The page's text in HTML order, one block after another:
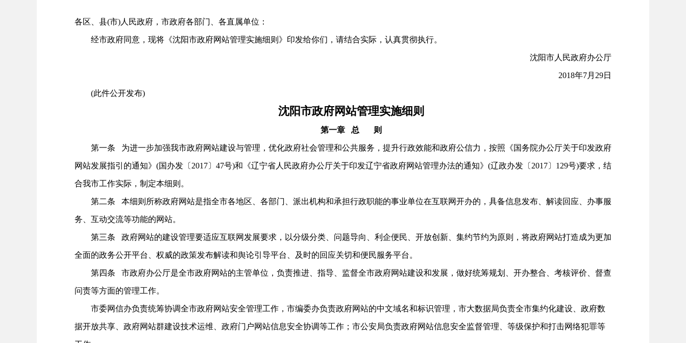
各区、县(市)人民政府，市政府各部门、各直属单位：
经市政府同意，现将《沈阳市政府网站管理实施细则》印发给你们，请结合实际，认真贯彻执行。
沈阳市人民政府办公厅
2018年7月29日
(此件公开发布)
沈阳市政府网站管理实施细则
第一章 总 则
第一条 为进一步加强我市政府网站建设与管理，优化政府社会管理和公共服务，提升行政效能和政府公信力，按照《国务院办公厅关于印发政府
网站发展指引的通知》(国办发〔2017〕47号)和《辽宁省人民政府办公厅关于印发辽宁省政府网站管理办法的通知》(辽政办发〔2017〕129号)要求，结
合我市工作实际，制定本细则。
第二条 本细则所称政府网站是指全市各地区、各部门、派出机构和承担行政职能的事业单位在互联网开办的，具备信息发布、解读回应、办事服
务、互动交流等功能的网站。
第三条 政府网站的建设管理要适应互联网发展要求，以分级分类、问题导向、利企便民、开放创新、集约节约为原则，将政府网站打造成为更加
全面的政务公开平台、权威的政策发布解读和舆论引导平台、及时的回应关切和便民服务平台。
第四条 市政府办公厅是全市政府网站的主管单位，负责推进、指导、监督全市政府网站建设和发展，做好统筹规划、开办整合、考核评价、督查
问责等方面的管理工作。
市委网信办负责统筹协调全市政府网站安全管理工作，市编委办负责政府网站的中文域名和标识管理，市大数据局负责全市集约化建设、政府数
据开放共享、政府网站群建设技术运维、政府门户网站信息安全协调等工作；市公安局负责政府网站信息安全监督管理、等级保护和打击网络犯罪等